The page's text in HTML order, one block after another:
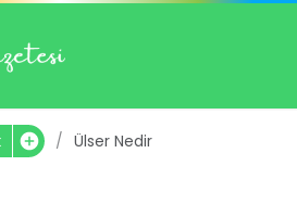
Ülser Nedir